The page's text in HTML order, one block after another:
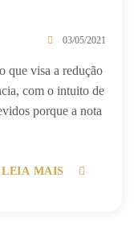
03/05/2021
que visa a redução
com o intuito de
porque a nota
LEIA MAIS